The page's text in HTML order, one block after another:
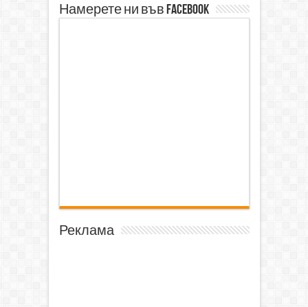
Намерете ни във Facebook
Реклама